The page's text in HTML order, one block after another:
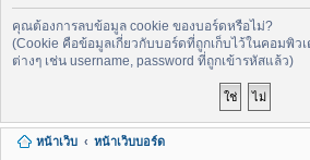
คุณต้องการลบข้อมูล cookie ของบอร์ดหรือไม่?
(Cookie คือข้อมูลเกี่ยวกับบอร์ดที่ถูกเก็บไว้ในคอมพิ
ต่างๆ เช่น username, password ที่ถูกเข้ารหัสแล้ว)
หน้าเว็บ หน้าเว็บบอร์ด